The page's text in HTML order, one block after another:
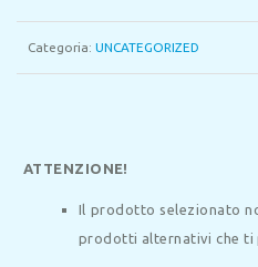
Categoria: UNCATEGORIZED
ATTENZIONE!
Il prodotto selezionato
prodotti alternativi che ti